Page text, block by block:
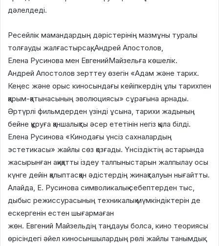
дәлелдеді.
Ресейлік мамандардың дәрістерінің мазмұны туралы
толғауды жалғастырсақ, Андрей Апостолов,
Елена Русинова мен ЕвгенийМайзельға көшелік.
Андрей Апостолов зерттеу өзегін «Адам және тарих.
Кеңес және орыс киносындағы кейіпкердің ұлы тарихпен
қарым-қатынасының эволюциясы» сұрағына арнады.
Әртүрлі фильмдерден үзінді ұсына, тарихи жадының
бейне құруға қаншалықты әсер ететінін негіз қыла білді.
Елена Русинова «Кинодағы үнсіз сахналардың
эстетикасы» жайлы сөз қозғады. Үнсіздіктің астарында
жасырынған ақиқатты іздеу талпыныстарын жалпылау осы
күнге дейін қалыптасқан әдістердің жинақталуын нығайтты.
Алайда, Е. Русинова символикалық себептерден тыс,
дыбыс режиссурасының техникалық мүмкіндіктерін де
ескергенін естен шығармаған
жөн. Евгений Майзельдің таңдауы болса, кино теориясы
өрісіндегі әйел киносыншылардың рөлі жайлы танымдық